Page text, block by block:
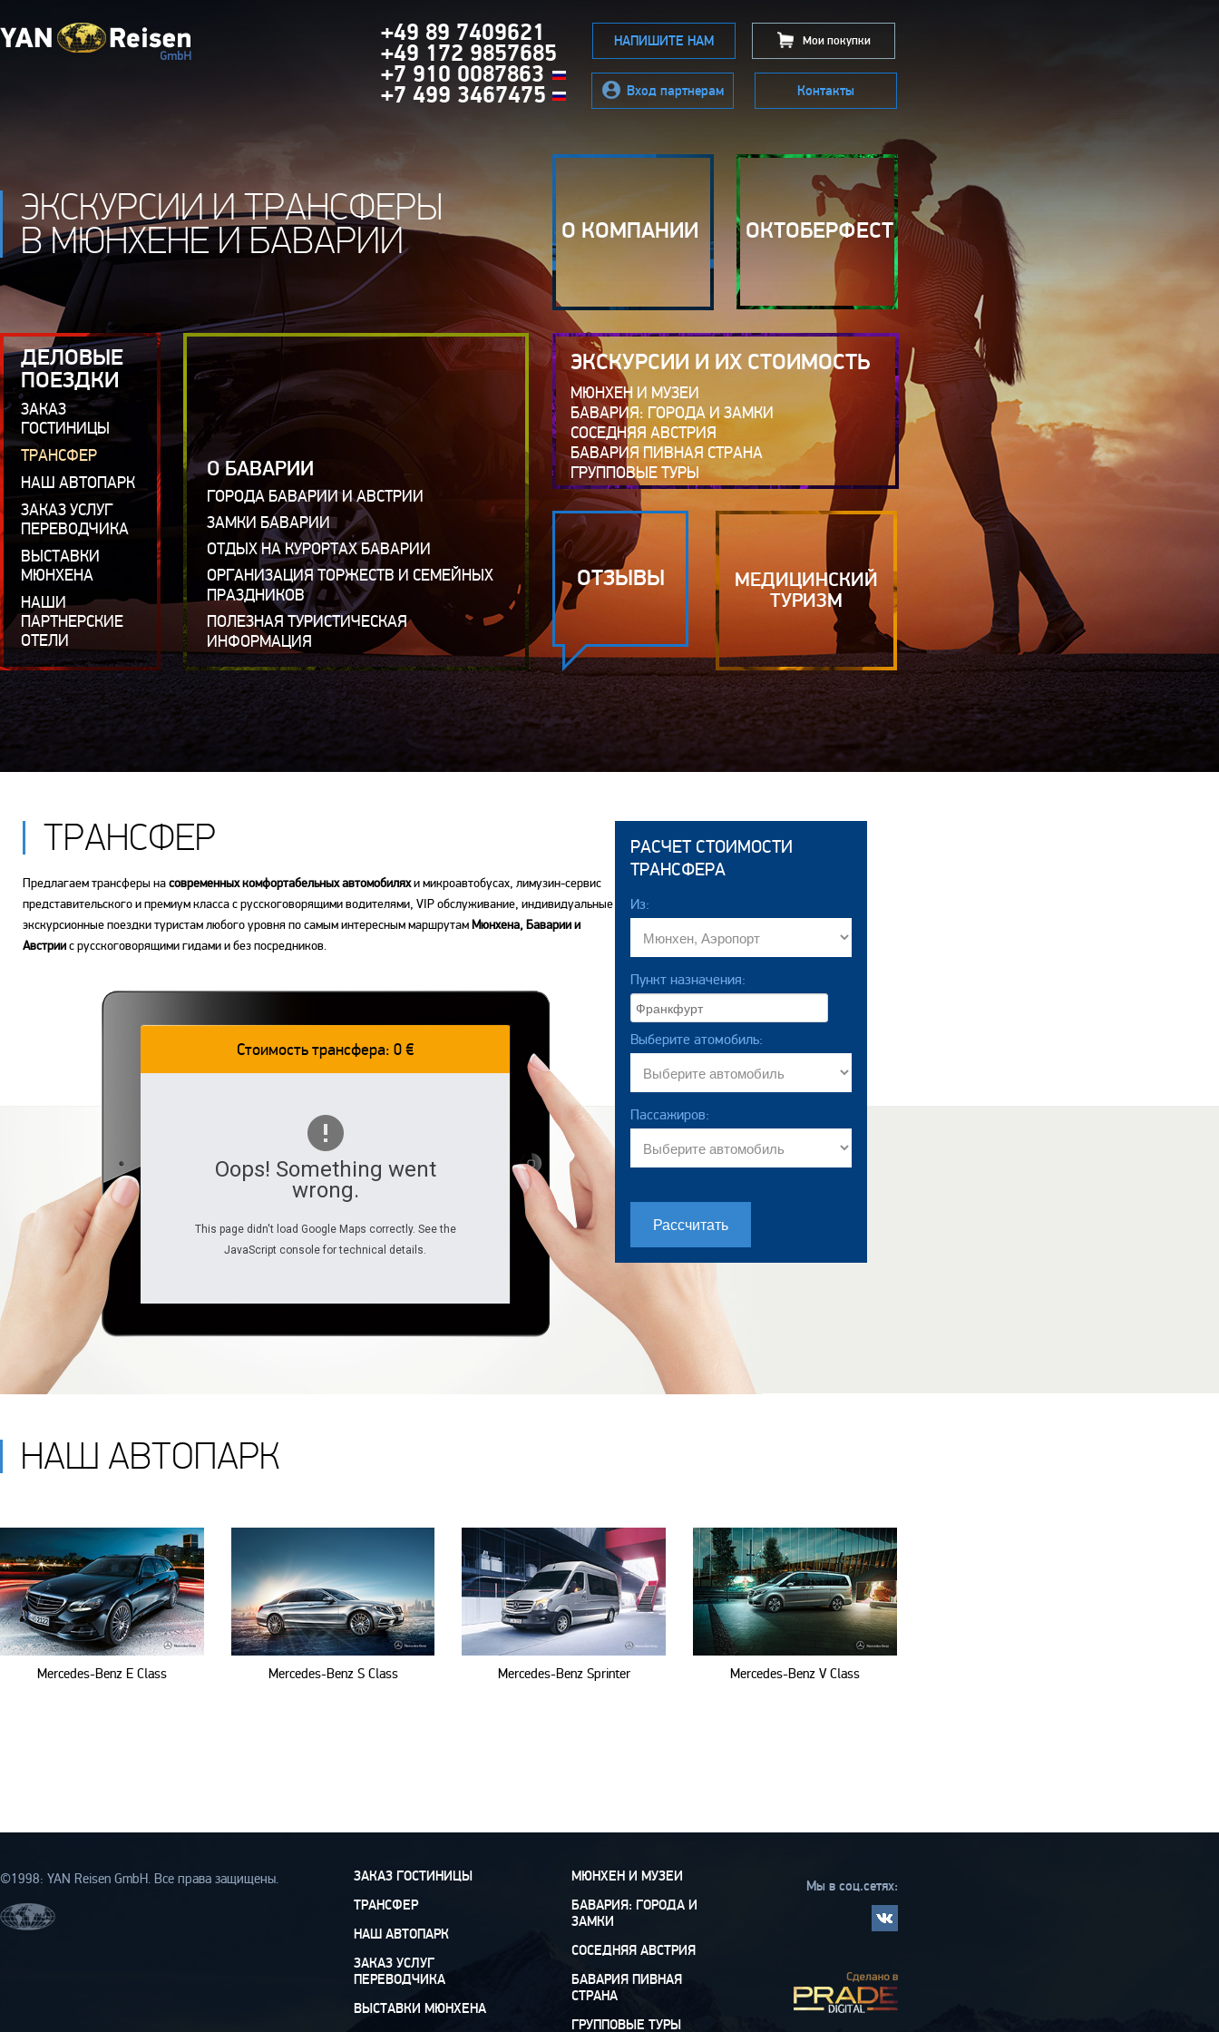
+49 89 7409621
+49 172 9857685
+7 910 0087863
+7 499 3467475
НАПИШИТЕ НАМ
Вход партнерам
Мои покупки
Контакты
ЭКСКУРСИИ И ТРАНСФЕРЫ
В МЮНХЕНЕ И БАВАРИИ О КОМПАНИИ ОКТОБЕРФЕСТ
ДЕЛОВЫЕ
ПОЕЗДКИ
ЗАКАЗ
ГОСТИНИЦЫ
ТРАНСФЕР
НАШ АВТОПАРК
ЗАКАЗ УСЛУГ
ПЕРЕВОДЧИКА
ВЫСТАВКИ
МЮНХЕНА
НАШИ
ПАРТНЕРСКИЕ
ОТЕЛИ
О БАВАРИИ
ГОРОДА БАВАРИИ И АВСТРИИ
ЗАМКИ БАВАРИИ
ОТДЫХ НА КУРОРТАХ БАВАРИИ
ОРГАНИЗАЦИЯ ТОРЖЕСТВ И СЕМЕЙНЫХ
ПРАЗДНИКОВ
ПОЛЕЗНАЯ ТУРИСТИЧЕСКАЯ
ИНФОРМАЦИЯ
ЭКСКУРСИИ И ИХ СТОИМОСТЬ
МЮНХЕН И МУЗЕИ
БАВАРИЯ: ГОРОДА И ЗАМКИ
СОСЕДНЯЯ АВСТРИЯ
БАВАРИЯ ПИВНАЯ СТРАНА
ГРУППОВЫЕ ТУРЫ
ОТЗЫВЫ
МЕДИЦИНСКИЙ
ТУРИЗМ
ТРАНСФЕР
Предлагаем трансферы насовременных комфортабельных автомобиляхи микроавтобусах, лимузин-сервис
представительского и премиум класса с русскоговорящими водителями, VIP обслуживание, индивидуальные
экскурсионные поездки туристам любого уровня по самым интересным маршрутам Мюнхена, Баварии и
Австрииc русскоговорящими гидами и без посредников.
Oops! Something went
wrong.
This page didn't load Google Maps correctly. See the
JavaScript console for technical details.
Стоимость трансфера: 0 €
РАСЧЕТ СТОИМОСТИ
ТРАНСФЕРА
Из:
Пункт назначения:
Выберите атомобиль:
Пассажиров:
НАШ АВТОПАРК
Mercedes-Benz E Class Mercedes-Benz S Class Mercedes-Benz Sprinter Mercedes-Benz V Class
©1998: YAN Rеisen GmbH. Все права защищены.
ЗАКАЗ ГОСТИНИЦЫ
ТРАНСФЕР
НАШ АВТОПАРК
ЗАКАЗ УСЛУГ
ПЕРЕВОДЧИКА
ВЫСТАВКИ МЮНХЕНА
МЮНХЕН И МУЗЕИ
БАВАРИЯ: ГОРОДА И
ЗАМКИ
СОСЕДНЯЯ АВСТРИЯ
БАВАРИЯ ПИВНАЯ
СТРАНА
ГРУППОВЫЕ ТУРЫ
Мы в соц.сетях: